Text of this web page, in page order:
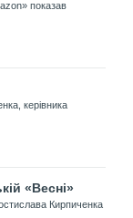
показав
керівника
«Весні»
Кирпиченка